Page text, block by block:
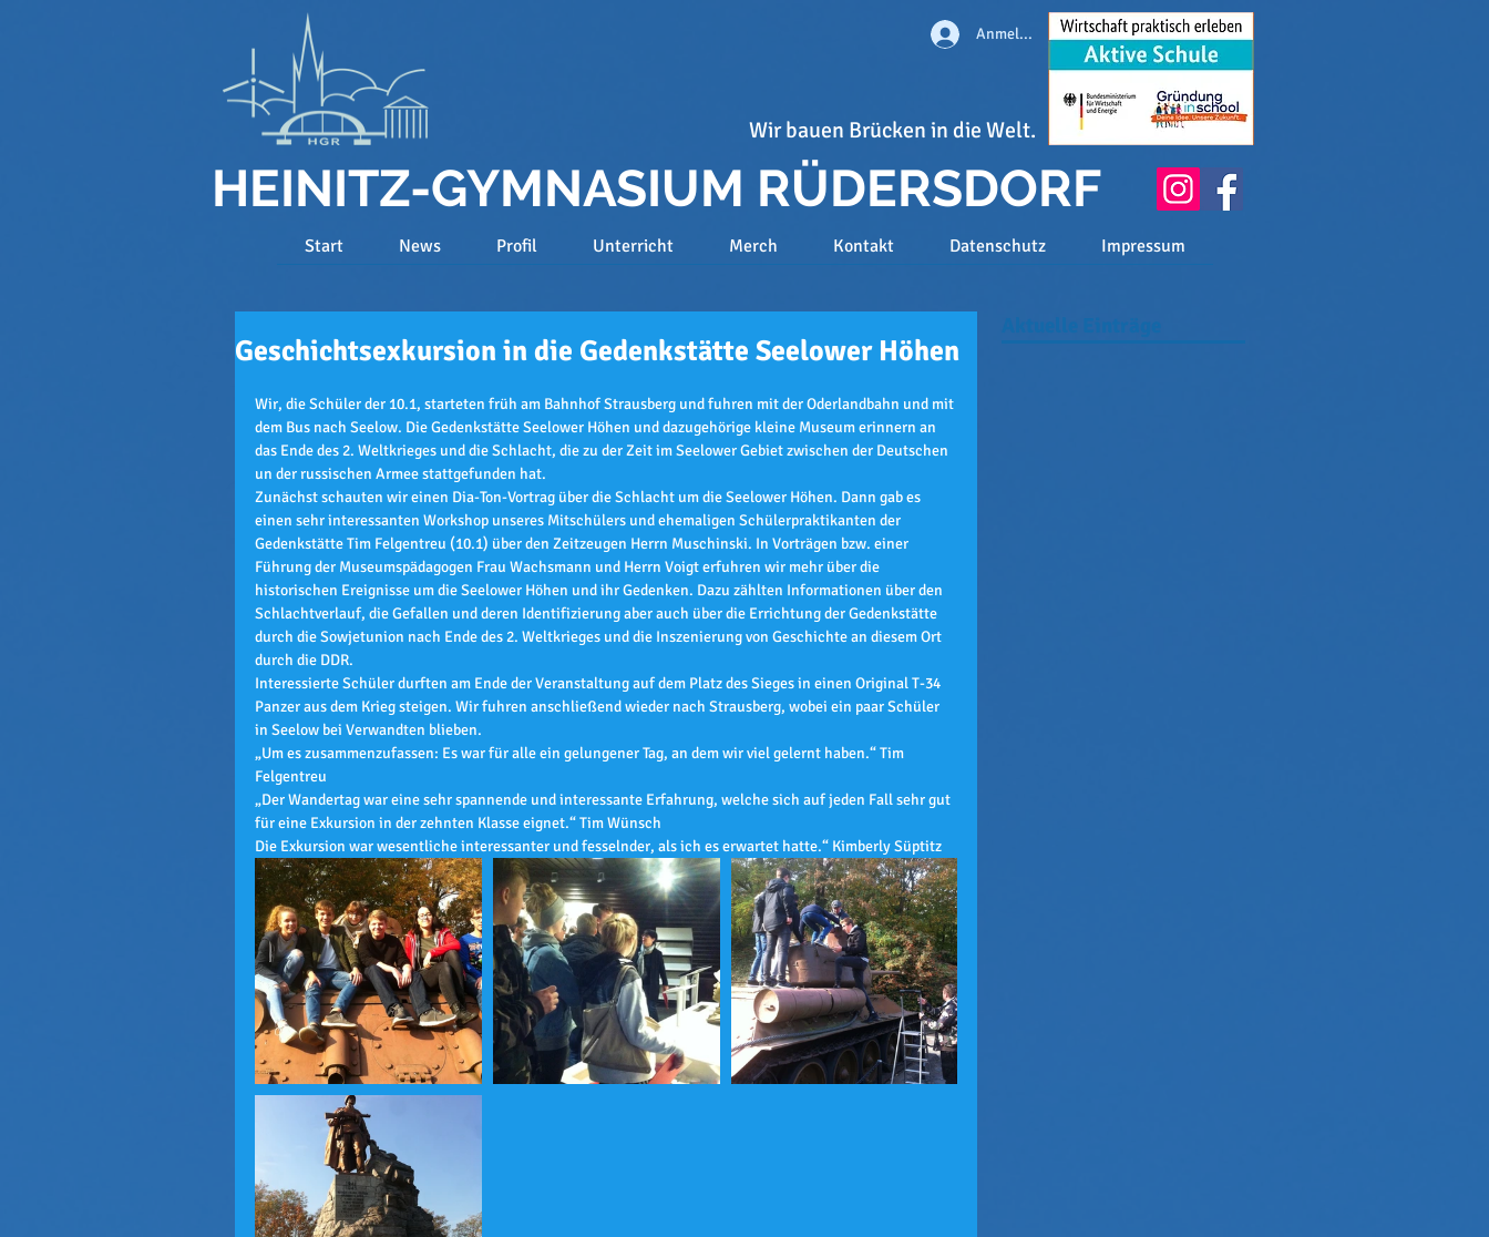
Anmelden
Wir bauen Brücken in die Welt.
HEINITZ-GYMNASIUM RÜDERSDORF
Start News Profil Unterricht Merch Kontakt Datenschutz Impressum
Geschichtsexkursion in die Gedenkstätte Seelower Höhen
Wir, die Schüler der 10.1, starteten früh am Bahnhof Strausberg und fuhren mit der Oderlandbahn und mit
dem Bus nach Seelow. Die Gedenkstätte Seelower Höhen und dazugehörige kleine Museum erinnern an
das Ende des 2. Weltkrieges und die Schlacht, die zu der Zeit im Seelower Gebiet zwischen der Deutschen
un der russischen Armee stattgefunden hat.
Zunächst schauten wir einen Dia-Ton-Vortrag über die Schlacht um die Seelower Höhen. Dann gab es
einen sehr interessanten Workshop unseres Mitschülers und ehemaligen Schülerpraktikanten der
Gedenkstätte Tim Felgentreu (10.1) über den Zeitzeugen Herrn Muschinski. In Vorträgen bzw. einer
Führung der Museumspädagogen Frau Wachsmann und Herrn Voigt erfuhren wir mehr über die
historischen Ereignisse um die Seelower Höhen und ihr Gedenken. Dazu zählten Informationen über den
Schlachtverlauf, die Gefallen und deren Identifizierung aber auch über die Errichtung der Gedenkstätte
durch die Sowjetunion nach Ende des 2. Weltkrieges und die Inszenierung von Geschichte an diesem Ort
durch die DDR.
Interessierte Schüler durften am Ende der Veranstaltung auf dem Platz des Sieges in einen Original T-34
Panzer aus dem Krieg steigen. Wir fuhren anschließend wieder nach Strausberg, wobei ein paar Schüler
in Seelow bei Verwandten blieben.
„Um es zusammenzufassen: Es war für alle ein gelungener Tag, an dem wir viel gelernt haben.“ Tim
Felgentreu
„Der Wandertag war eine sehr spannende und interessante Erfahrung, welche sich auf jeden Fall sehr gut
für eine Exkursion in der zehnten Klasse eignet.“ Tim Wünsch
Die Exkursion war wesentliche interessanter und fesselnder, als ich es erwartet hatte.“ Kimberly Süptitz